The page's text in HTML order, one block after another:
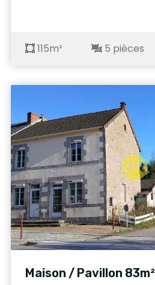
115m² 5 pièces
Maison / Pavillon 83m²